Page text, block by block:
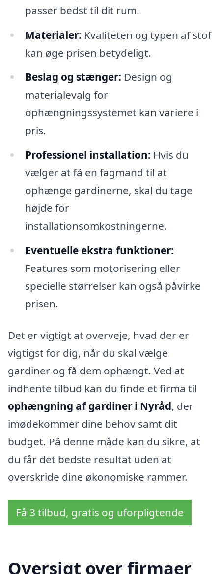
passer bedst til dit rum.
Materialer: Kvaliteten og typen af stof
kan øge prisen betydeligt.
Beslag og stænger: Design og
materialevalg for
ophængningssystemet kan variere i
pris.
Professionel installation: Hvis du
vælger at få en fagmand til at
ophænge gardinerne, skal du tage
højde for
installationsomkostningerne.
Eventuelle ekstra funktioner:
Features som motorisering eller
specielle størrelser kan også påvirke
prisen.
Det er vigtigt at overveje, hvad der er
vigtigst for dig, når du skal vælge
gardiner og få dem ophængt. Ved at
indhente tilbud kan du finde et firma til
ophængning af gardiner i Nyråd, der
imødekommer dine behov samt dit
budget. På denne måde kan du sikre, at
du får det bedste resultat uden at
overskride dine økonomiske rammer.
Få 3 tilbud, gratis og uforpligtende
Oversigt over firmaer